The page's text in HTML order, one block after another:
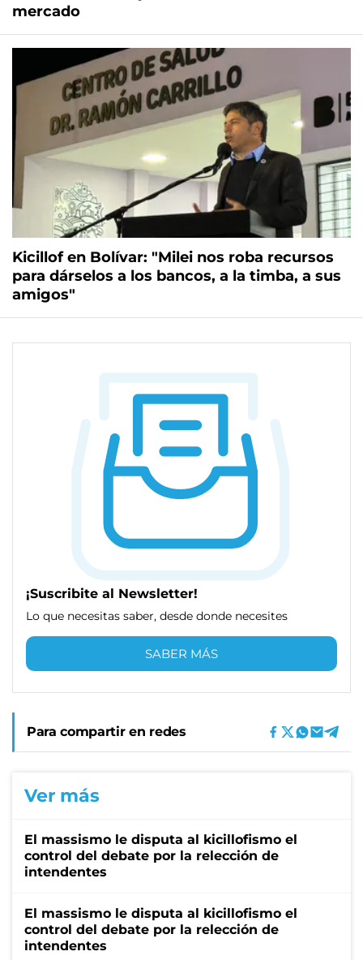
mercado
Kicillof en Bolívar: "Milei nos roba recursos
para dárselos a los bancos, a la timba, a sus
amigos"
¡Suscribite al Newsletter!
Lo que necesitas saber, desde donde necesites
SABER MÁS
Para compartir en redes
Ver más
El massismo le disputa al kicillofismo el
control del debate por la relección de
intendentes
El massismo le disputa al kicillofismo el
control del debate por la relección de
intendentes